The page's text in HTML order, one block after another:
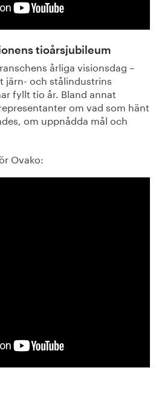
tioårsjubileum
årliga visionsdag –
järn- och stålindustrins
fyllt tio år. Bland annat
om vad som hänt
om uppnådda mål och
Ovako: